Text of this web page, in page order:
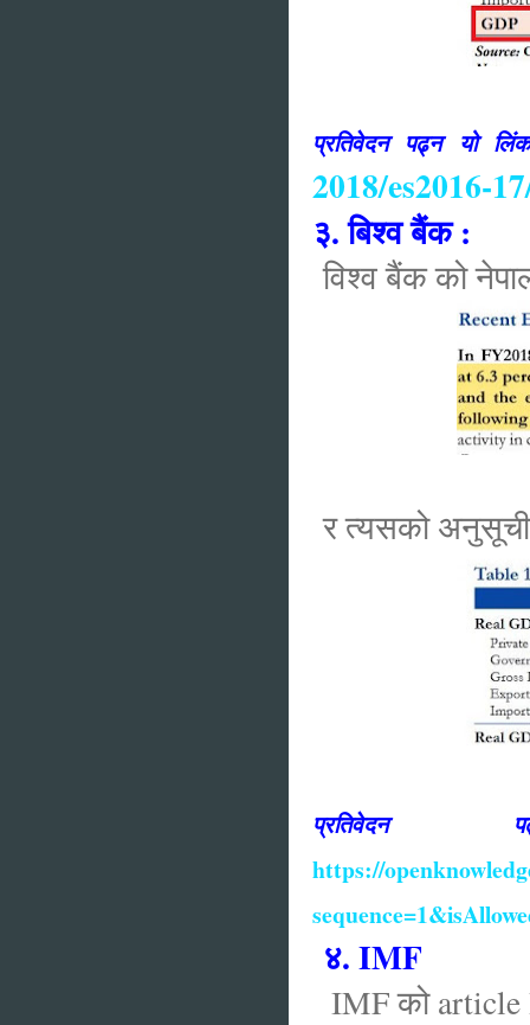
प्रतिवेदन पढ्न यो
2018/es2016-
३. बिश्व बैंक :
विश्व बैंक को
र त्यसको
https://
४. IMF
IMF को article